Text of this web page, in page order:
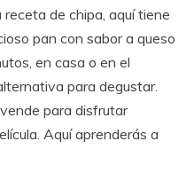
de chipa, aquí tiene
pan con sabor a queso
en casa o en el
para degustar.
para disfrutar
Aquí aprenderás a